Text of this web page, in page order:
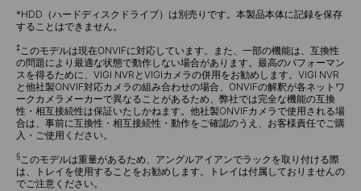
*HDD（ハードディスクドライブ）は別売りです。本製品本体に記録を保存
することはできません。
‡このモデルは現在ONVIFに対応しています。また、一部の機能は、互換性
の問題により最適な状態で動作しない場合があります。最高のパフォーマン
スを得るために、VIGI NVRとVIGIカメラの併用をお勧めします。VIGI NVR
と他社製ONVIF対応カメラの組み合わせの場合、ONVIFの解釈が各ネットワ
ークカメラメーカーで異なることがあるため、弊社では完全な機能の互換
性・相互接続性は保証いたしかねます。他社製ONVIFカメラで使用される場
合は、事前に互換性・相互接続性・動作をご確認のうえ、お客様責任でご購
入・ご使用ください。
§このモデルは重量があるため、アングルアイアンでラックを取り付ける際
は、トレイを使用することをお勧めします。トレイは付属しておりませんの
でご注意ください。